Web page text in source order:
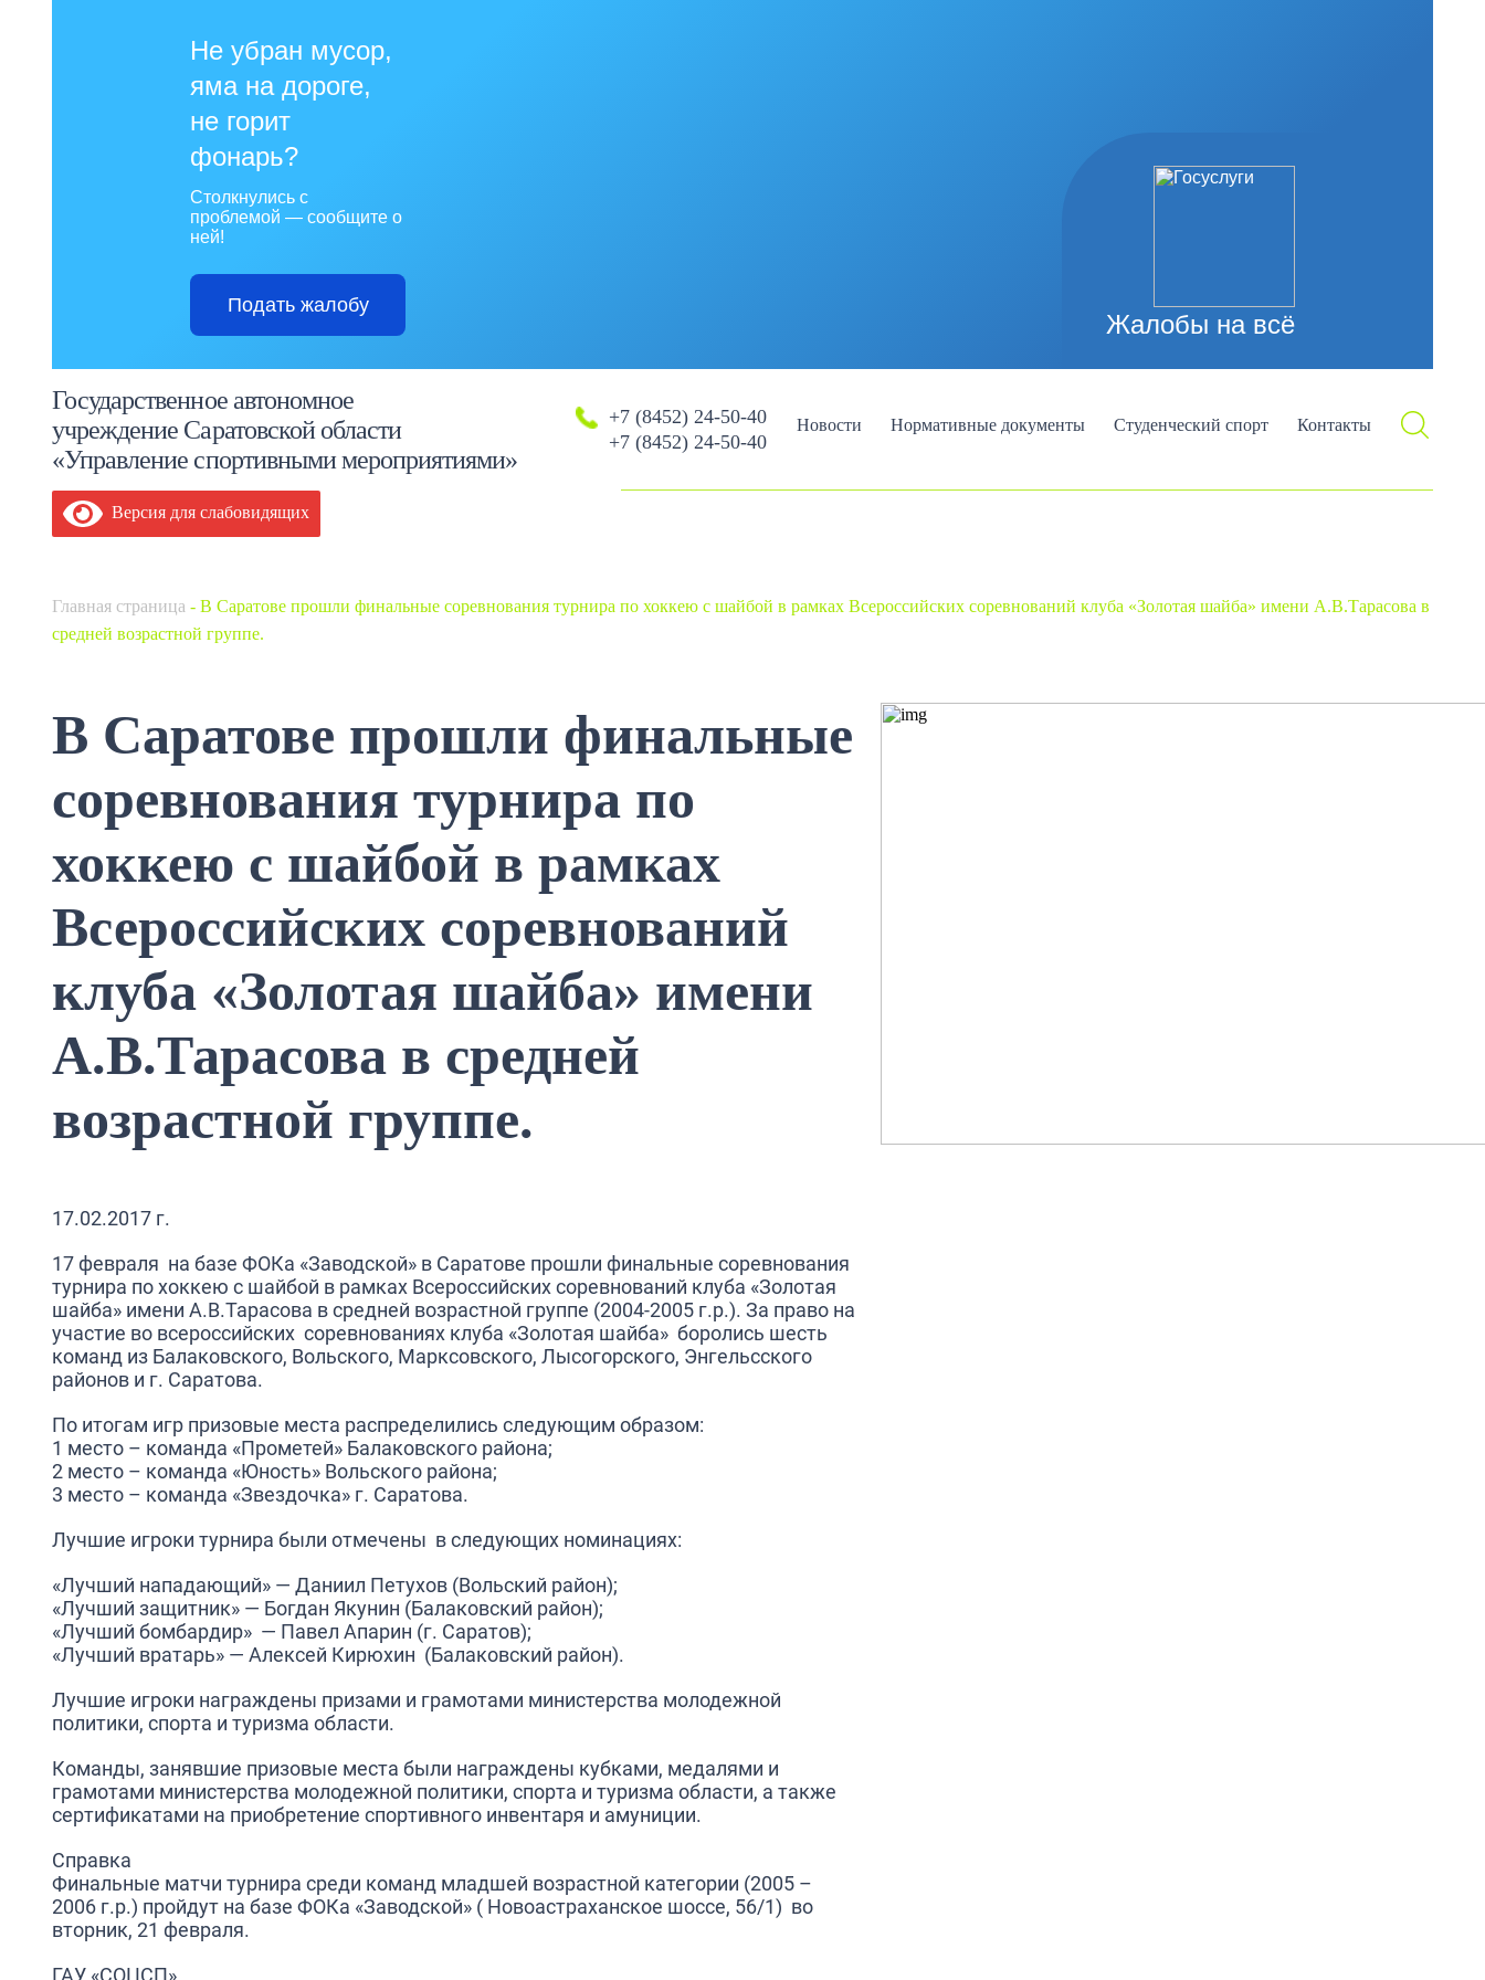
Жалобы на всё
Не убран мусор,
яма на дороге,
не горит
фонарь?
Столкнулись с
проблемой — сообщите о
ней!
Подать жалобу
Государственное автономное
учреждение Саратовской области
«Управление спортивными мероприятиями»
+7 (8452) 24-50-40
+7 (8452) 24-50-40
Новости Нормативные документы Студенческий спорт Контакты
Версия для слабовидящих
Главная страница - В Саратове прошли финальные соревнования турнира по хоккею с шайбой в рамках Всероссийских соревнований клуба «Золотая шайба» имени А.В.Тарасова в
средней возрастной группе.
В Саратове прошли финальные
соревнования турнира по
хоккею с шайбой в рамках
Всероссийских соревнований
клуба «Золотая шайба» имени
А.В.Тарасова в средней
возрастной группе.
17.02.2017 г.
17 февраля на базе ФОКа «Заводской» в Саратове прошли финальные соревнования
турнира по хоккею с шайбой в рамках Всероссийских соревнований клуба «Золотая
шайба» имени А.В.Тарасова в средней возрастной группе (2004-2005 г.р.). За право на
участие во всероссийских соревнованиях клуба «Золотая шайба» боролись шесть
команд из Балаковского, Вольского, Марксовского, Лысогорского, Энгельсского
районов и г. Саратова.
По итогам игр призовые места распределились следующим образом:
1 место – команда «Прометей» Балаковского района;
2 место – команда «Юность» Вольского района;
3 место – команда «Звездочка» г. Саратова.
Лучшие игроки турнира были отмечены в следующих номинациях:
«Лучший нападающий» — Даниил Петухов (Вольский район);
«Лучший защитник» — Богдан Якунин (Балаковский район);
«Лучший бомбардир» — Павел Апарин (г. Саратов);
«Лучший вратарь» — Алексей Кирюхин (Балаковский район).
Лучшие игроки награждены призами и грамотами министерства молодежной
политики, спорта и туризма области.
Команды, занявшие призовые места были награждены кубками, медалями и
грамотами министерства молодежной политики, спорта и туризма области, а также
сертификатами на приобретение спортивного инвентаря и амуниции.
Справка
Финальные матчи турнира среди команд младшей возрастной категории (2005 –
2006 г.р.) пройдут на базе ФОКа «Заводской» ( Новоастраханское шоссе, 56/1) во
вторник, 21 февраля.
ГАУ «СОЦСП»